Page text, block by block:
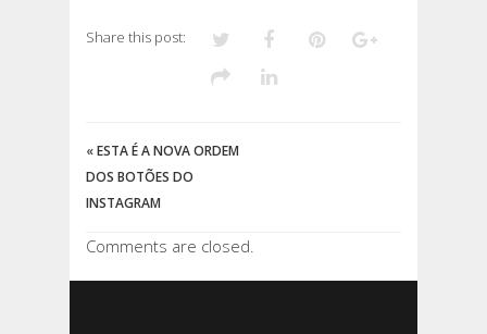
Share this post:
«ESTA É A NOVA ORDEM
DOS BOTÕES DO
INSTAGRAM
Comments are closed.